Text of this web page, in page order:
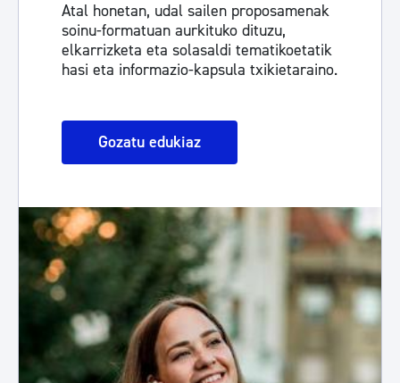
Atal honetan, udal sailen proposamenak
soinu-formatuan aurkituko dituzu,
elkarrizketa eta solasaldi tematikoetatik
hasi eta informazio-kapsula txikietaraino.
Gozatu edukiaz